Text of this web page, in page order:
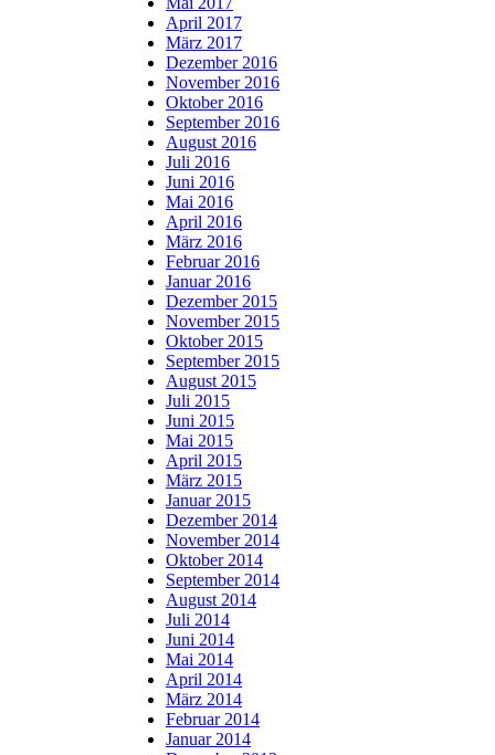
April 2017
März 2017
Dezember 2016
November 2016
Oktober 2016
September 2016
August 2016
Juli 2016
Juni 2016
Mai 2016
April 2016
März 2016
Februar 2016
Januar 2016
Dezember 2015
November 2015
Oktober 2015
September 2015
August 2015
Juli 2015
Juni 2015
Mai 2015
April 2015
März 2015
Januar 2015
Dezember 2014
November 2014
Oktober 2014
September 2014
August 2014
Juli 2014
Juni 2014
Mai 2014
April 2014
März 2014
Februar 2014
Januar 2014